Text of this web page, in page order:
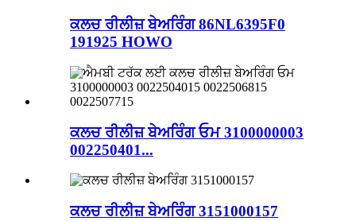
ਕਲਚ ਰੀਲੀਜ਼ ਬੇਅਰਿੰਗ 86NL6395F0
191925 HOWO
ਕਲਚ ਰੀਲੀਜ਼ ਬੇਅਰਿੰਗ ਓਮ 3100000003
002250401...
ਕਲਚ ਰੀਲੀਜ਼ ਬੇਅਰਿੰਗ 3151000157